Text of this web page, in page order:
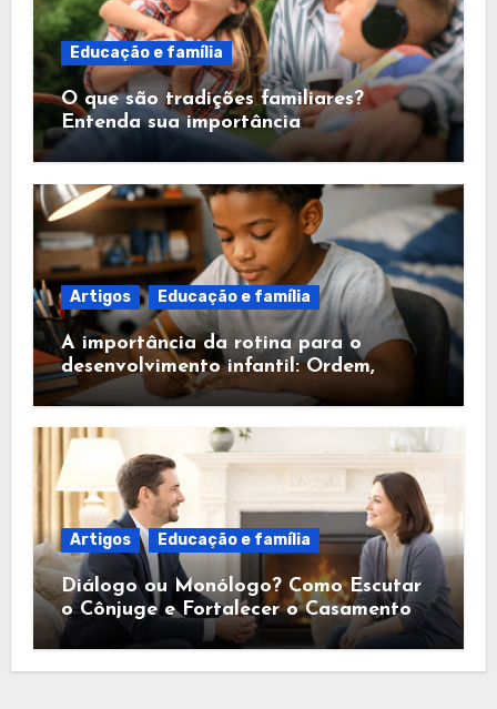
Educação e família
O que são tradições familiares?
Entenda sua importância
Artigos Educação e família
A importância da rotina para o
desenvolvimento infantil: Ordem,
Segurança e Fé
Artigos Educação e família
Diálogo ou Monólogo? Como Escutar
o Cônjuge e Fortalecer o Casamento